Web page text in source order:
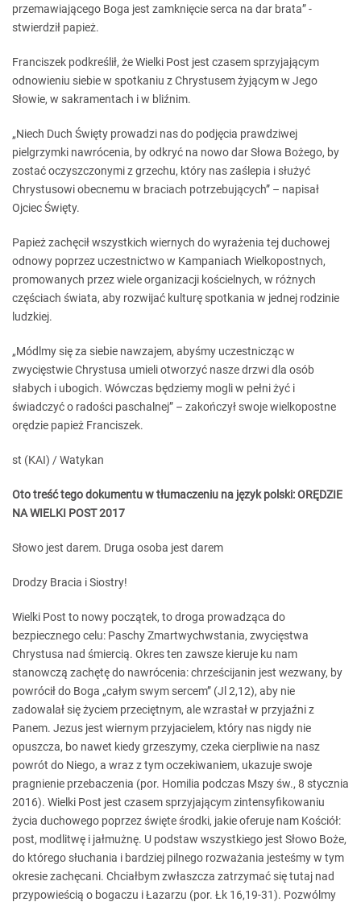
przemawiającego Boga jest zamknięcie serca na dar brata” -
stwierdził papież.
Franciszek podkreślił, że Wielki Post jest czasem sprzyjającym
odnowieniu siebie w spotkaniu z Chrystusem żyjącym w Jego
Słowie, w sakramentach i w bliźnim.
„Niech Duch Święty prowadzi nas do podjęcia prawdziwej
pielgrzymki nawrócenia, by odkryć na nowo dar Słowa Bożego, by
zostać oczyszczonymi z grzechu, który nas zaślepia i służyć
Chrystusowi obecnemu w braciach potrzebujących” – napisał
Ojciec Święty.
Papież zachęcił wszystkich wiernych do wyrażenia tej duchowej
odnowy poprzez uczestnictwo w Kampaniach Wielkopostnych,
promowanych przez wiele organizacji kościelnych, w różnych
częściach świata, aby rozwijać kulturę spotkania w jednej rodzinie
ludzkiej.
„Módlmy się za siebie nawzajem, abyśmy uczestnicząc w
zwycięstwie Chrystusa umieli otworzyć nasze drzwi dla osób
słabych i ubogich. Wówczas będziemy mogli w pełni żyć i
świadczyć o radości paschalnej” – zakończył swoje wielkopostne
orędzie papież Franciszek.
st (KAI) / Watykan
Oto treść tego dokumentu w tłumaczeniu na język polski:ORĘDZIE
NA WIELKI POST 2017
Słowo jest darem. Druga osoba jest darem
Drodzy Bracia i Siostry!
Wielki Post to nowy początek, to droga prowadząca do
bezpiecznego celu: Paschy Zmartwychwstania, zwycięstwa
Chrystusa nad śmiercią. Okres ten zawsze kieruje ku nam
stanowczą zachętę do nawrócenia: chrześcijanin jest wezwany, by
powrócił do Boga „całym swym sercem” (Jl 2,12), aby nie
zadowalał się życiem przeciętnym, ale wzrastał w przyjaźni z
Panem. Jezus jest wiernym przyjacielem, który nas nigdy nie
opuszcza, bo nawet kiedy grzeszymy, czeka cierpliwie na nasz
powrót do Niego, a wraz z tym oczekiwaniem, ukazuje swoje
pragnienie przebaczenia (por. Homilia podczas Mszy św., 8 stycznia
2016). Wielki Post jest czasem sprzyjającym zintensyfikowaniu
życia duchowego poprzez święte środki, jakie oferuje nam Kościół:
post, modlitwę i jałmużnę. U podstaw wszystkiego jest Słowo Boże,
do którego słuchania i bardziej pilnego rozważania jesteśmy w tym
okresie zachęcani. Chciałbym zwłaszcza zatrzymać się tutaj nad
przypowieścią o bogaczu i Łazarzu (por. Łk 16,19-31). Pozwólmy